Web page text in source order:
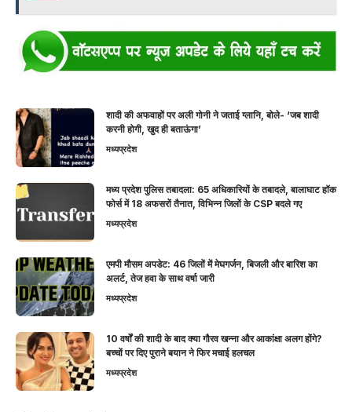
शादी की अफवाहों पर अली गोनी ने जताई ग्लानि, बोले- ‘जब शादी
करनी होगी, खुद ही बताऊंगा’
मध्यप्रदेश
मध्य प्रदेश पुलिस तबादला: 65 अधिकारियों के तबादले, बालाघाट हॉक
फोर्स में 18 अफसरों तैनात, विभिन्न जिलों के CSP बदले गए
मध्यप्रदेश
एमपी मौसम अपडेट: 46 जिलों में मेघगर्जन, बिजली और बारिश का
अलर्ट, तेज हवा के साथ वर्षा जारी
मध्यप्रदेश
10 वर्षों की शादी के बाद क्या गौरव खन्ना और आकांक्षा अलग होंगे?
बच्चों पर दिए पुराने बयान ने फिर मचाई हलचल
मध्यप्रदेश